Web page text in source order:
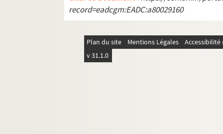
record=eadcgm:EADC:a80029160
Plan du site Mentions Légales
v 31.1.0